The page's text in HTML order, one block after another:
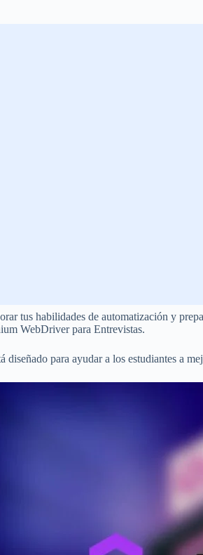
tus habilidades de automatización y
WebDriver para Entrevistas.
diseñado para ayudar a los estudiantes a